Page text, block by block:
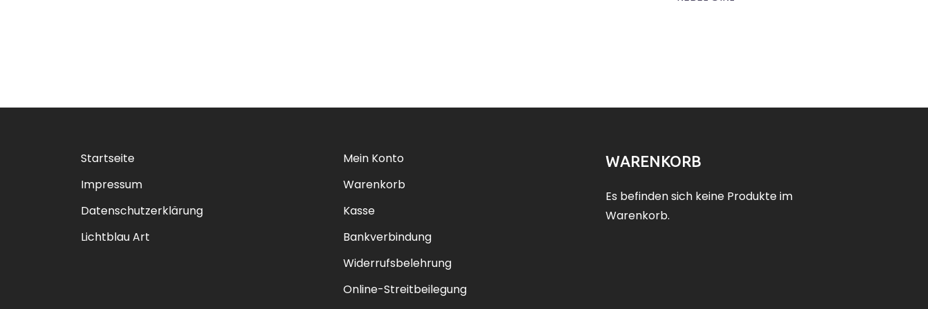
Startseite
Impressum
Datenschutzerklärung
Lichtblau Art
Mein Konto
Warenkorb
Kasse
Bankverbindung
Widerrufsbelehrung
Online-Streitbeilegung
WARENKORB
Es befinden sich keine Produkte im
Warenkorb.